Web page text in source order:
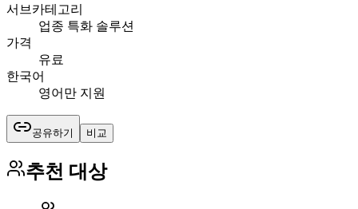
서브카테고리
업종 특화 솔루션
가격
유료
한국어
영어만 지원
공유하기 비교
추천 대상